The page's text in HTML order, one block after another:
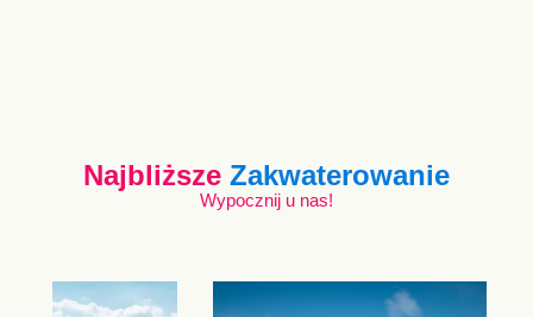
Najbliższe Zakwaterowanie
Wypocznij u nas!